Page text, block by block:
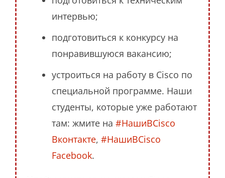
интервью;
подготовиться к конкурсу на
понравившуюся вакансию;
устроиться на работу в Cisco по
специальной программе. Наши
студенты, которые уже работают
там: жмите на #НашиВCisco
Вконтакте, #НашиВCisco
Facebook.